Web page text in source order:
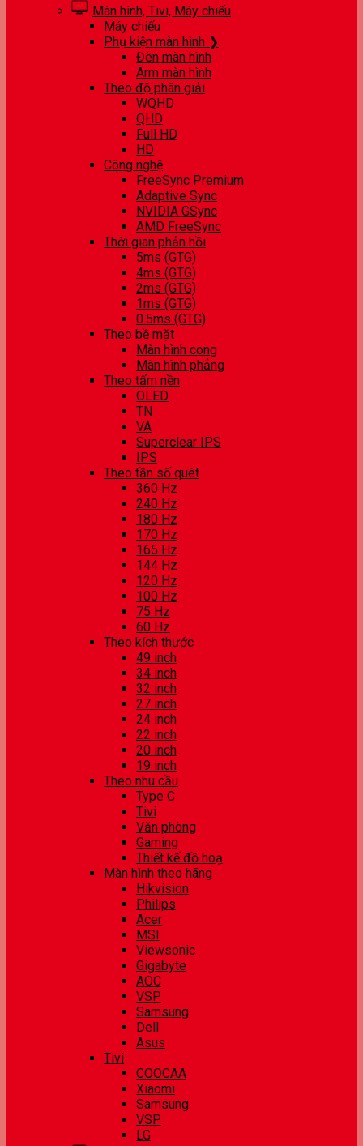
Màn hình, Tivi, Máy chiếu
Máy chiếu
Phụ kiện màn hình ❯
Đèn màn hình
Arm màn hình
Theo độ phân giải
WQHD
QHD
Full HD
HD
Công nghệ
FreeSync Premium
Adaptive Sync
NVIDIA GSync
AMD FreeSync
Thời gian phản hồi
5ms (GTG)
4ms (GTG)
2ms (GTG)
1ms (GTG)
0.5ms (GTG)
Theo bề mặt
Màn hình cong
Màn hình phẳng
Theo tấm nền
OLED
TN
VA
Superclear IPS
IPS
Theo tần số quét
360 Hz
240 Hz
180 Hz
170 Hz
165 Hz
144 Hz
120 Hz
100 Hz
75 Hz
60 Hz
Theo kích thước
49 inch
34 inch
32 inch
27 inch
24 inch
22 inch
20 inch
19 inch
Theo nhu cầu
Type C
Tivi
Văn phòng
Gaming
Thiết kế đồ hoạ
Màn hình theo hãng
Hikvision
Philips
Acer
MSI
Viewsonic
Gigabyte
AOC
VSP
Samsung
Dell
Asus
Tivi
COOCAA
Xiaomi
Samsung
VSP
LG